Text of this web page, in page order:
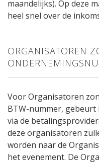
maandelijks). Op deze
heel snel over de
ORGANISATOREN
Voor Organisatoren
BTW-nummer,
via de
deze organisatoren
worden naar de
het evenement. De